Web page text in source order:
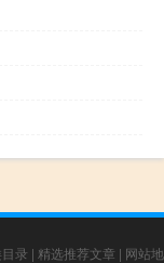
录 | 精选推荐文章 | 网站地